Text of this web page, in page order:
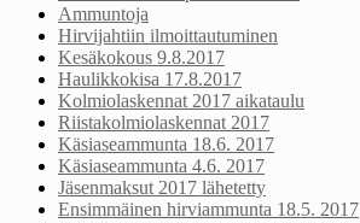
Ammuntoja
Hirvijahtiin ilmoittautuminen
Kesäkokous 9.8.2017
Haulikkokisa 17.8.2017
Kolmiolaskennat 2017 aikataulu
Riistakolmiolaskennat 2017
Käsiaseammunta 18.6. 2017
Käsiaseammunta 4.6. 2017
Jäsenmaksut 2017 lähetetty
Ensimmäinen hirviammunta 18.5. 2017